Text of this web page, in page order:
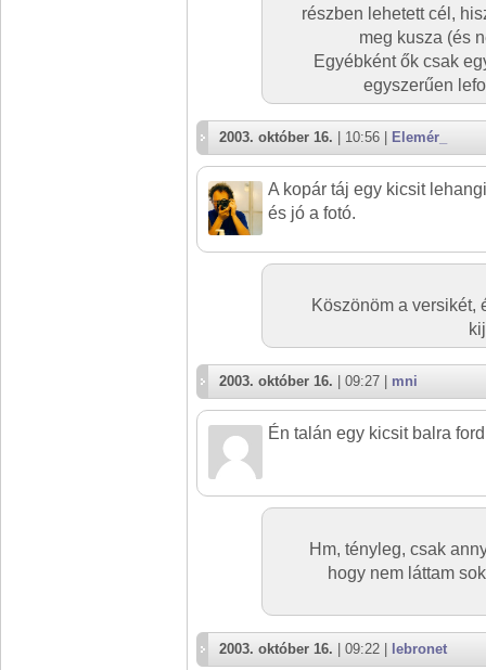
részben lehetett cél,
meg kusza (és
Egyébként ők csak
egyszerűen
2003. október 16. | 10:56 | Elemér_
A kopár táj egy kicsit
és jó a fotó.
Köszönöm a versikét,
2003. október 16. | 09:27 | mni
Én talán egy kicsit balra
Hm, tényleg, csak
hogy nem láttam
2003. október 16. | 09:22 | lebronet